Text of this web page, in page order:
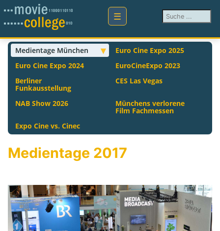
Suchen ...
Medientage München
Euro Cine Expo 2025
Euro Cine Expo 2024
EuroCineExpo 2023
Berliner
Funkausstellung
CES Las Vegas
NAB Show 2026 Münchens verlorene
Film Fachmessen
Expo Cine vs. Cinec
Medientage 2017